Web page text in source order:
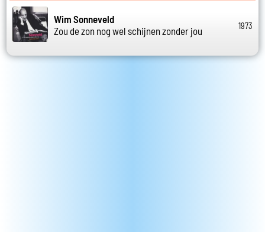
Wim Sonneveld
Zou de zon nog wel schijnen zonder jou
1973